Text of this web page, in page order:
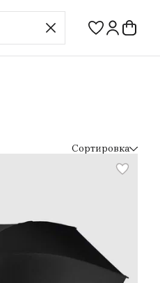
Сортировка